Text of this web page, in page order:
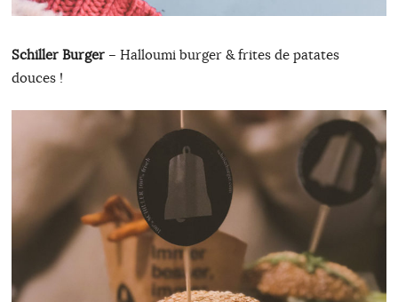
Schiller Burger– Halloumi burger & frites de patates
douces !